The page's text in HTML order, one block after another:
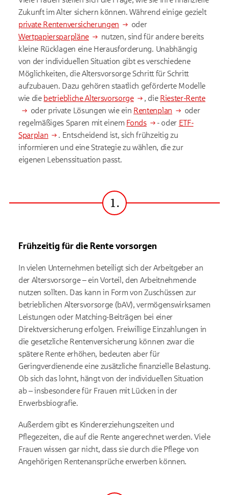
Zukunft im Alter sichern können. Während einige gezielt
private Rentenversicherungen
oder
Wertpapiersparpläne
nutzen, sind für andere bereits
kleine Rücklagen eine Herausforderung. Unabhängig
von der individuellen Situation gibt es verschiedene
Möglichkeiten, die Altersvorsorge Schritt für Schritt
aufzubauen. Dazu gehören staatlich geförderte Modelle
wie die betriebliche Altersvorsorge , die Riester-Rente
oder private Lösungen wie ein Rentenplan
oder
regelmäßiges Sparen mit einem Fonds - oder ETF-
Sparplan
. Entscheidend ist, sich frühzeitig zu
informieren und eine Strategie zu wählen, die zur
eigenen Lebenssituation passt.
Schritt
1.
Frühzeitig für die Rente vorsorgen
In vielen Unternehmen beteiligt sich der Arbeitgeber an
der Altersvorsorge – ein Vorteil, den Arbeitnehmende
nutzen sollten. Das kann in Form von Zuschüssen zur
betrieblichen Altersvorsorge (bAV), vermögenswirksamen
Leistungen oder Matching-Beiträgen bei einer
Direktversicherung erfolgen. Freiwillige Einzahlungen in
die gesetzliche Rentenversicherung können zwar die
spätere Rente erhöhen, bedeuten aber für
Geringverdienende eine zusätzliche finanzielle Belastung.
Ob sich das lohnt, hängt von der individuellen Situation
ab – insbesondere für Frauen mit Lücken in der
Erwerbsbiografie.
Außerdem gibt es Kindererziehungszeiten und
Pflegezeiten, die auf die Rente angerechnet werden. Viele
Frauen wissen gar nicht, dass sie durch die Pflege von
Angehörigen Rentenansprüche erwerben können.